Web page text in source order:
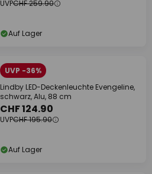
UVPCHF 259.90
Auf Lager
UVP -36%
Lindby LED-Deckenleuchte Evengeline,
schwarz, Alu, 88 cm
CHF 124.90
UVPCHF 195.90
Auf Lager